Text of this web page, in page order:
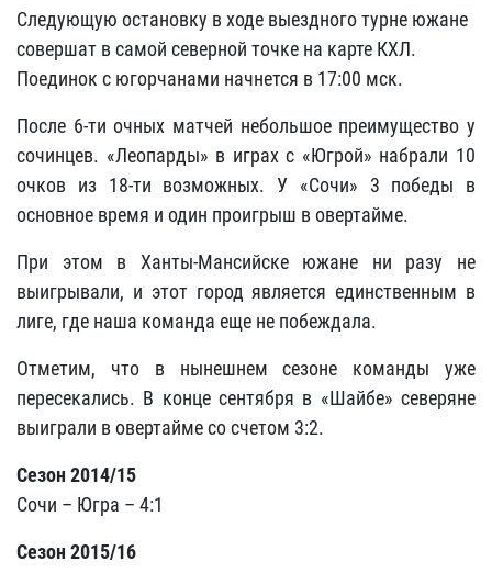
Следующую остановку в ходе выездного турне южане
совершат в самой северной точке на карте КХЛ.
Поединок с югорчанами начнется в 17:00 мск.
После 6-ти очных матчей небольшое преимущество у
сочинцев. «Леопарды» в играх с «Югрой» набрали 10
очков из 18-ти возможных. У «Сочи» 3 победы в
основное время и один проигрыш в овертайме.
При этом в Ханты-Мансийске южане ни разу не
выигрывали, и этот город является единственным в
лиге, где наша команда еще не побеждала.
Отметим, что в нынешнем сезоне команды уже
пересекались. В конце сентября в «Шайбе» северяне
выиграли в овертайме со счетом 3:2.
Сезон 2014/15
Сочи – Югра – 4:1
Сезон 2015/16